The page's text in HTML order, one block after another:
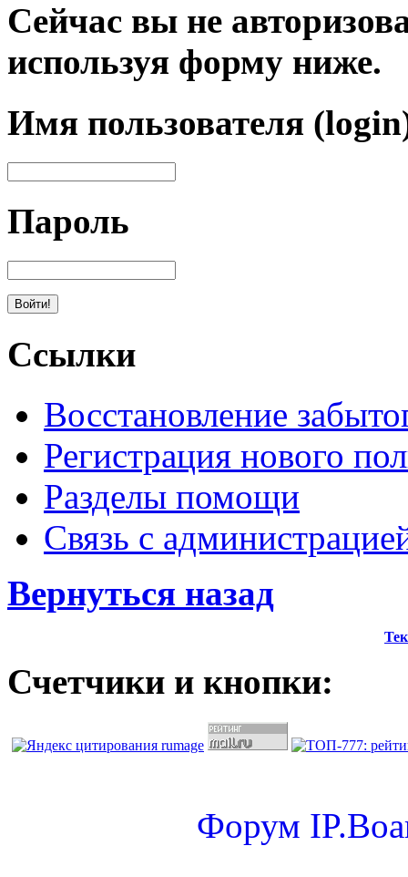
Сейчас вы не
используя форму ниже.
Имя пользователя
Пароль
Ссылки
Восстановление
Регистрация нового
Разделы помощи
Связь с
Вернуться назад
Счетчики и кнопки:
Форум